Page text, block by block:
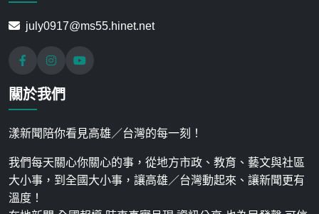
july0917@ms55.hinet.net
關於我們
漾新聞陪你看見高雄／台灣的每一刻！
我們每天關心你關心的事，從地方市政、教育、藝文與社區
大小事，到全國大小事，讓高雄／台灣動起來、讓新聞更有
溫度！